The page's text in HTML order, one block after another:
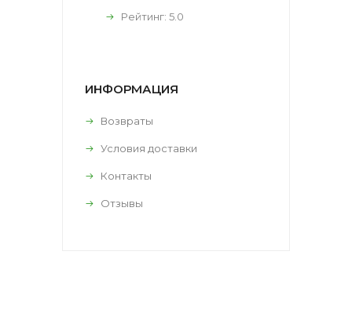
Рейтинг: 5.0
ИНФОРМАЦИЯ
Возвраты
Условия доставки
Контакты
Отзывы